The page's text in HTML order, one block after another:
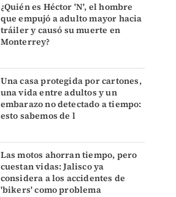
¿Quién es Héctor 'N', el hombre
que empujó a adulto mayor hacia
tráiler y causó su muerte en
Monterrey?
Una casa protegida por cartones,
una vida entre adultos y un
embarazo no detectado a tiempo:
esto sabemos de l
Las motos ahorran tiempo, pero
cuestan vidas: Jalisco ya
considera a los accidentes de
'bikers' como problema